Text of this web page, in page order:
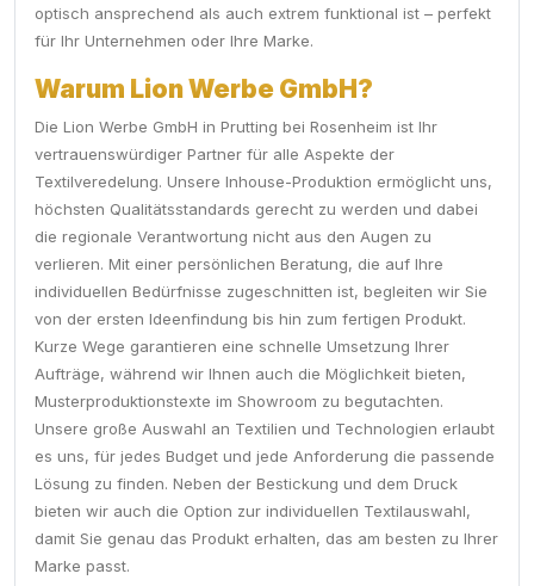
optisch ansprechend als auch extrem funktional ist – perfekt
für Ihr Unternehmen oder Ihre Marke.
Warum Lion Werbe GmbH?
Die Lion Werbe GmbH in Prutting bei Rosenheim ist Ihr
vertrauenswürdiger Partner für alle Aspekte der
Textilveredelung. Unsere Inhouse-Produktion ermöglicht uns,
höchsten Qualitätsstandards gerecht zu werden und dabei
die regionale Verantwortung nicht aus den Augen zu
verlieren. Mit einer persönlichen Beratung, die auf Ihre
individuellen Bedürfnisse zugeschnitten ist, begleiten wir Sie
von der ersten Ideenfindung bis hin zum fertigen Produkt.
Kurze Wege garantieren eine schnelle Umsetzung Ihrer
Aufträge, während wir Ihnen auch die Möglichkeit bieten,
Musterproduktionstexte im Showroom zu begutachten.
Unsere große Auswahl an Textilien und Technologien erlaubt
es uns, für jedes Budget und jede Anforderung die passende
Lösung zu finden. Neben der Bestickung und dem Druck
bieten wir auch die Option zur individuellen Textilauswahl,
damit Sie genau das Produkt erhalten, das am besten zu Ihrer
Marke passt.